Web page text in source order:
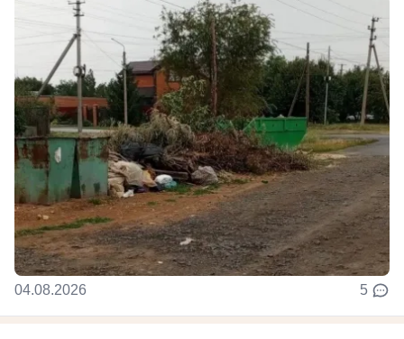
04.08.2026 5